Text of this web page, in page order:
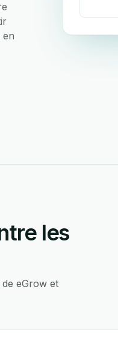
en
les
eGrow et